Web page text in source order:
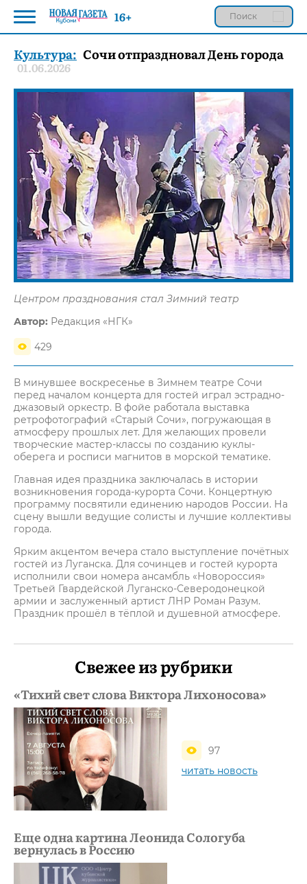
Культура: Сочи отпраздновал День города
01.06.2026
Центром празднования стал Зимний театр
Автор: Редакция «НГК»
429
В минувшее воскресенье в Зимнем театре Сочи
перед началом концерта для гостей играл эстрадно-
джазовый оркестр. В фойе работала выставка
ретрофотографий «Старый Сочи», погружающая в
атмосферу прошлых лет. Для желающих провели
творческие мастер-классы по созданию куклы-
оберега и росписи магнитов в морской тематике.
Главная идея праздника заключалась в истории
возникновения города-курорта Сочи. Концертную
программу посвятили единению народов России. На
сцену вышли ведущие солисты и лучшие коллективы
города.
Ярким акцентом вечера стало выступление почётных
гостей из Луганска. Для сочинцев и гостей курорта
исполнили свои номера ансамбль «Новороссия»
Третьей Гвардейской Луганско-Северодонецкой
армии и заслуженный артист ЛНР Роман Разум.
Праздник прошёл в тёплой и душевной атмосфере.
Свежее из рубрики
«Тихий свет слова Виктора Лихоносова»
97
читать новость
Еще одна картина Леонида Сологуба
вернулась в Россию
16+